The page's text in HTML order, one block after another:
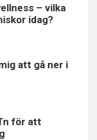
– vilka
idag?
att gå ner i
för att